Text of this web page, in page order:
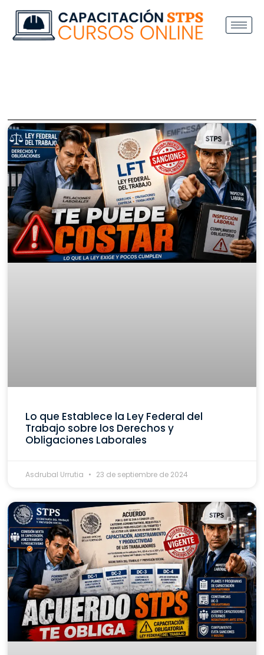
Lo que Establece la Ley Federal del
Trabajo sobre los Derechos y
Obligaciones Laborales
Asdrubal Urrutia 23 de septiembre de 2024